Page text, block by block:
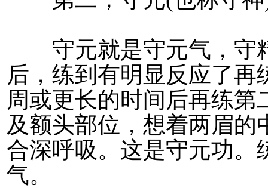
守元就是守元气，守
后，练到有明显反应了
周或更长的时间后再练
及额头部位，想着两眉
合深呼吸。这是守元功。
气。